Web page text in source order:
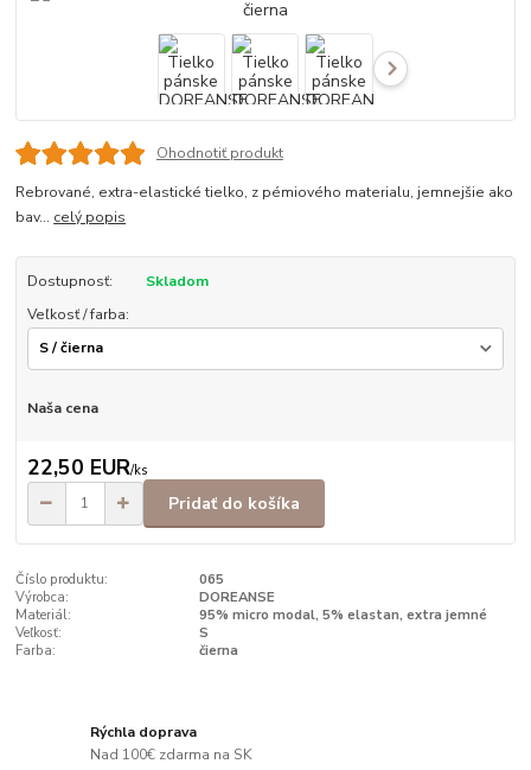
Ohodnotiť produkt
Rebrované, extra-elastické tielko, z pémiového materialu, jemnejšie ako
bav... celý popis
Dostupnosť:
Skladom
Veľkosť / farba:
Naša cena
22,50 EUR/ks
Pridať do košíka
Číslo produktu:
065
Výrobca:
DOREANSE
Materiál:
95% micro modal, 5% elastan, extra jemné
Veľkosť:
S
Farba:
čierna
Rýchla doprava
Nad 100€ zdarma na SK